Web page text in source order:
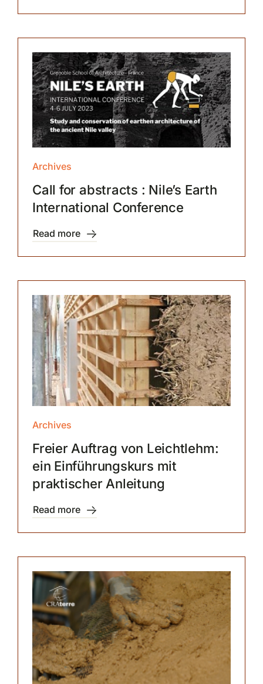
Archives
Call for abstracts : Nile’s Earth
International Conference
Read more
Archives
Freier Auftrag von Leichtlehm:
ein Einführungskurs mit
praktischer Anleitung
Read more